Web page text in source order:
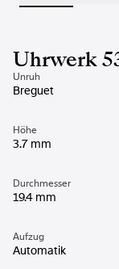
Uhrwerk
Unruh
Breguet
Höhe
3.7 mm
Durchmesser
19.4 mm
Aufzug
Automatik